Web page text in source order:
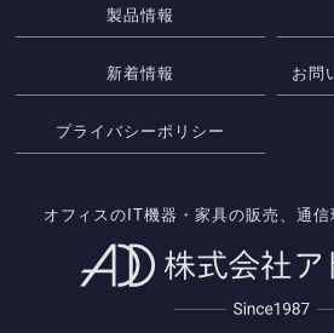
製品情報
新着情報 お問
プライバシーポリシー
オフィスのIT機器・家具の販売、通